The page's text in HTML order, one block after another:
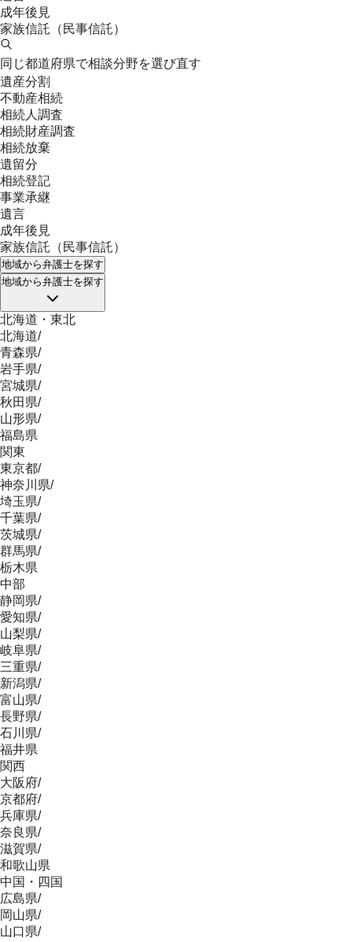
成年後見
家族信託（民事信託）
同じ都道府県で相談分野を選び直す
遺産分割
不動産相続
相続人調査
相続財産調査
相続放棄
遺留分
相続登記
事業承継
遺言
成年後見
家族信託（民事信託）
地域から弁護士を探す
地域から弁護士を探す
北海道・東北
北海道/
青森県/
岩手県/
宮城県/
秋田県/
山形県/
福島県
関東
東京都/
神奈川県/
埼玉県/
千葉県/
茨城県/
群馬県/
栃木県
中部
静岡県/
愛知県/
山梨県/
岐阜県/
三重県/
新潟県/
富山県/
長野県/
石川県/
福井県
関西
大阪府/
京都府/
兵庫県/
奈良県/
滋賀県/
和歌山県
中国・四国
広島県/
岡山県/
山口県/